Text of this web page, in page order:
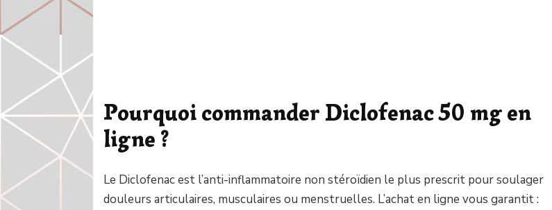
Pourquoi commander Diclofenac 50 mg en
ligne ?
Le Diclofenac est l’anti-inflammatoire non stéroïdien le plus prescrit pour soulager
douleurs articulaires, musculaires ou menstruelles. L’achat en ligne vous garantit :